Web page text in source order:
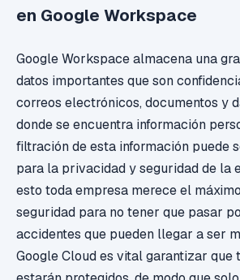
en Google Workspace
Google Workspace almacena una
datos importantes que son
correos electrónicos, documentos y
donde se encuentra información
filtración de esta información puede
para la privacidad y seguridad de la
esto toda empresa merece el
seguridad para no tener que pasar
accidentes que pueden llegar a ser
Google Cloud es vital garantizar que